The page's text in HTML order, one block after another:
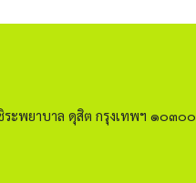
ะพยาบาล ดุสิต กรุงเทพฯ ๑๐๓๐๐